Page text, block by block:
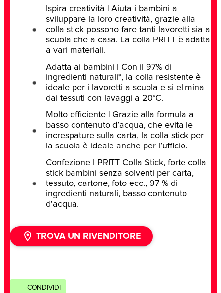
Ispira creatività | Aiuta i bambini a
sviluppare la loro creatività, grazie alla
colla stick possono fare tanti lavoretti sia a
scuola che a casa. La colla PRITT è adatta
a vari materiali.
Adatta ai bambini | Con il 97% di
ingredienti naturali*, la colla resistente è
ideale per i lavoretti a scuola e si elimina
dai tessuti con lavaggi a 20°C.
Molto efficiente | Grazie alla formula a
basso contenuto d’acqua, che evita le
increspature sulla carta, la colla stick per
la scuola è ideale anche per l’ufficio.
Confezione | PRITT Colla Stick, forte colla
stick bambini senza solventi per carta,
tessuto, cartone, foto ecc., 97 % di
ingredienti naturali, basso contenuto
d'acqua.
TROVA UN RIVENDITORE
CONDIVIDI